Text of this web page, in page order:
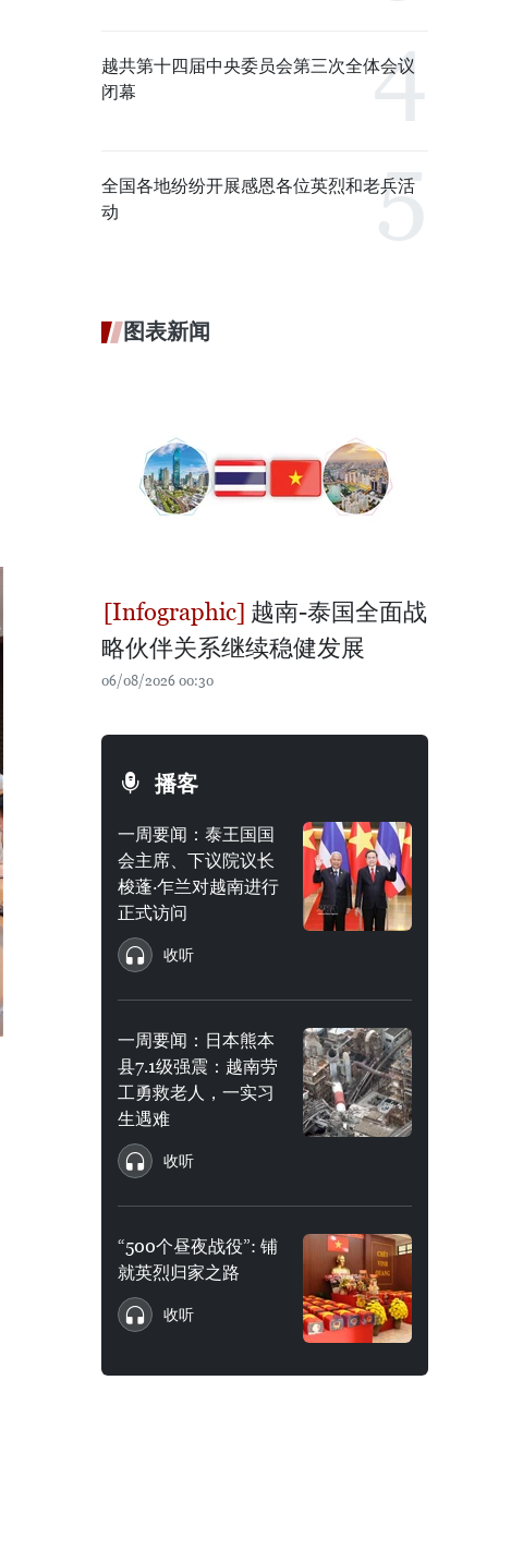
越共第十四届中央委员会第三次全体会议
闭幕
全国各地纷纷开展感恩各位英烈和老兵活
动
图表新闻
越南-泰国全面战
略伙伴关系继续稳健发展
06/08/2026 00:30
播客
一周要闻：泰王国国
会主席、下议院议长
梭蓬·乍兰对越南进行
正式访问
收听
一周要闻：日本熊本
县7.1级强震：越南劳
工勇救老人，一实习
生遇难
收听
“500个昼夜战役”: 铺
就英烈归家之路
收听